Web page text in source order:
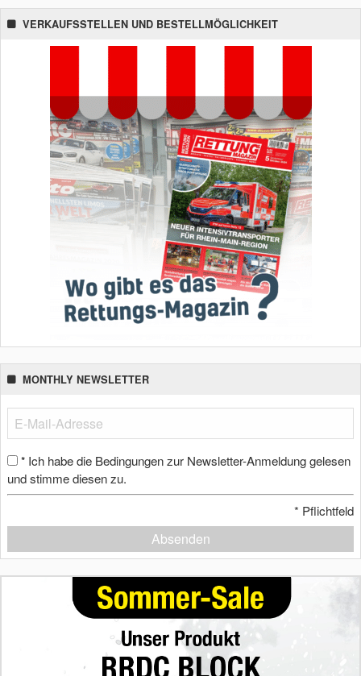
VERKAUFSSTELLEN UND BESTELLMÖGLICHKEIT
MONTHLY NEWSLETTER
* Ich habe die Bedingungen zur Newsletter-Anmeldung gelesen
und stimme diesen zu.
* Pflichtfeld
Absenden